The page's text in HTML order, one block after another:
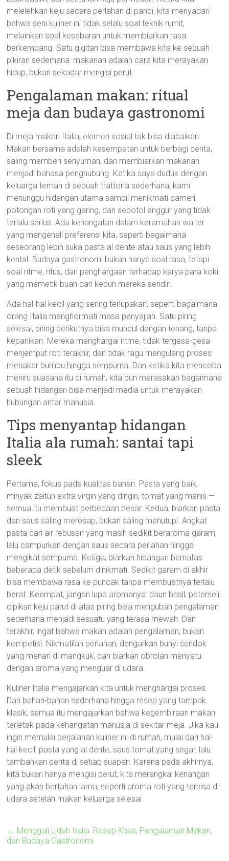
melelehkan keju secara perlahan di panci, kita menyadari
bahwa seni kuliner ini tidak selalu soal teknik rumit,
melainkan soal kesabaran untuk membiarkan rasa
berkembang. Satu gigitan bisa membawa kita ke sebuah
pikiran sederhana: makanan adalah cara kita merayakan
hidup, bukan sekadar mengisi perut.
Pengalaman makan: ritual
meja dan budaya gastronomi
Di meja makan Italia, elemen sosial tak bisa diabaikan.
Makan bersama adalah kesempatan untuk berbagi cerita,
saling memberi senyuman, dan membiarkan makanan
menjadi bahasa penghubung. Ketika saya duduk dengan
keluarga teman di sebuah trattoria sederhana, kami
menunggu hidangan utama sambil menikmati cameri,
potongan roti yang garing, dan sebotol anggur yang tidak
terlalu serius. Ada kehangatan dalam keramahan waiter
yang mengenali preferensi kita, seperti bagaimana
seseorang lebih suka pasta al dente atau saus yang lebih
kental. Budaya gastronomi bukan hanya soal rasa, tetapi
soal ritme, ritus, dan penghargaan terhadap karya para koki
yang memetik buah dari kebun mereka sendiri.
Ada hal-hal kecil yang sering terlupakan, seperti bagaimana
orang Italia menghormati masa penyajian. Satu piring
selesai, piring berikutnya bisa muncul dengan tenang, tanpa
kepanikan. Mereka menghargai ritme, tidak tergesa-gesa
menjemput roti terakhir, dan tidak ragu mengulang proses
menakar bumbu hingga sempurna. Dan ketika kita mencoba
meniru suasana itu di rumah, kita pun merasakan bagaimana
sebuah hidangan bisa menjadi media untuk merayakan
hubungan antar manusia.
Tips menyantap hidangan
Italia ala rumah: santai tapi
sleek
Pertama, fokus pada kualitas bahan. Pasta yang baik,
minyak zaitun extra virgin yang dingin, tomat yang manis —
semua itu membuat perbedaan besar. Kedua, biarkan pasta
dan saus saling meresap, bukan saling menutupi. Angkat
pasta dari air rebusan yang masih sedikit beraroma garam,
lalu campurkan dengan saus secara perlahan hingga
mengikat sempurna. Ketiga, biarkan hidangan bernafas
beberapa detik sebelum dinikmati. Sedikit garam di akhir
bisa membawa rasa ke puncak tanpa membuatnya terlalu
berat. Keempat, jangan lupa aromanya: daun basil, peterseli,
cipikan keju parut di atas piring bisa mengubah pengalaman
sederhana menjadi sesuatu yang terasa mewah. Dan
terakhir, ingat bahwa makan adalah pengalaman, bukan
kompetisi. Nikmatilah perlahan, dengarkan bunyi sendok
yang menari di mangkuk, dan biarkan obrolan menyatu
dengan aroma yang menguar di udara.
Kuliner Italia mengajarkan kita untuk menghargai proses.
Dari bahan-bahan sederhana hingga resep yang tampak
klasik, semua itu mengajarkan bahwa kegembiraan makan
terletak pada kehangatan manusia di sekitar meja. Jika kau
ingin memulai perjalanan kuliner ini di rumah, mulai dari hal-
hal kecil: pasta yang al dente, saus tomat yang segar, lalu
tambahkan cerita di setiap suapan. Karena pada akhirnya,
kita bukan hanya mengisi perut, kita merangkai kenangan
yang akan bertahan lama, seperti aroma roti yang tersisa di
udara setelah makan keluarga selesai.
← Menggali Lidah Italia: Resep Khas, Pengalaman Makan,
dan Budaya Gastronomi